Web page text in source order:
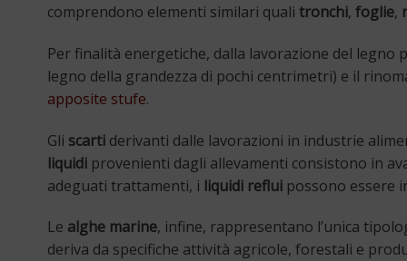
comprendono elementi similari quali tronchi, foglie,
Per finalità energetiche, dalla lavorazione del legno
legno della grandezza di pochi centrimetri) e il
apposite stufe.
Gli scarti derivanti dalle lavorazioni in industrie
liquidi provenienti dagli allevamenti consistono in
adeguati trattamenti, i liquidi reflui possono essere
Le alghe marine, infine, rappresentano l’unica
deriva da specifiche attività agricole, forestali e